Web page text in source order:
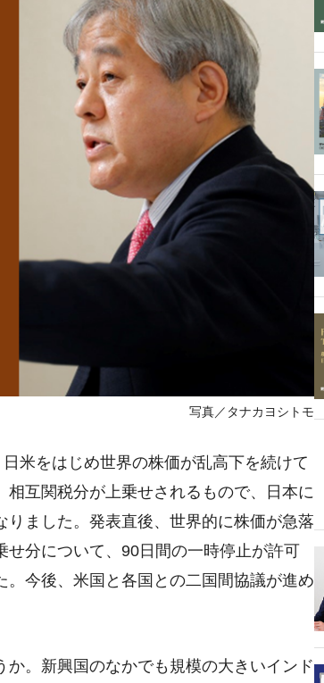
写真／タナカヨシトモ
米をはじめ世界の株価が乱高下を続けて
互関税分が上乗せされるもので、日本に
ました。発表直後、世界的に株価が急落
せ分について、90日間の一時停止が許可
今後、米国と各国との二国間協議が進め
。新興国のなかでも規模の大きいインド